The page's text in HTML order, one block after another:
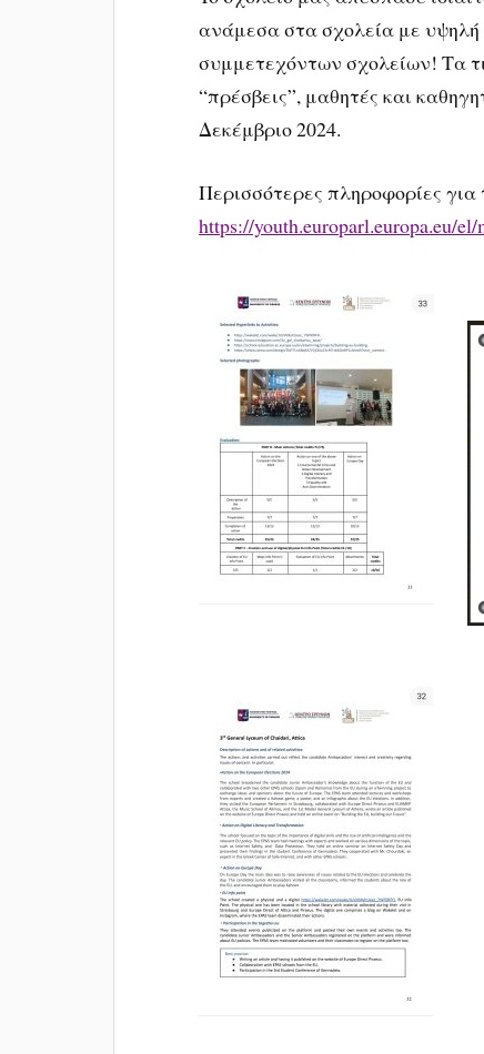
ανάμεσα στα σχολεία με υψηλή
συμμετεχόντων σχολείων! Τα
“πρέσβεις”, μαθητές και
Δεκέμβριο 2024.
Περισσότερες πληροφορίες
https://youth.europarl.europa.eu/